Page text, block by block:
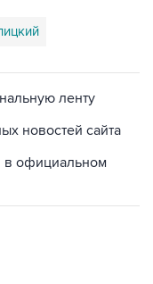
ленту
новостей сайта
в официальном